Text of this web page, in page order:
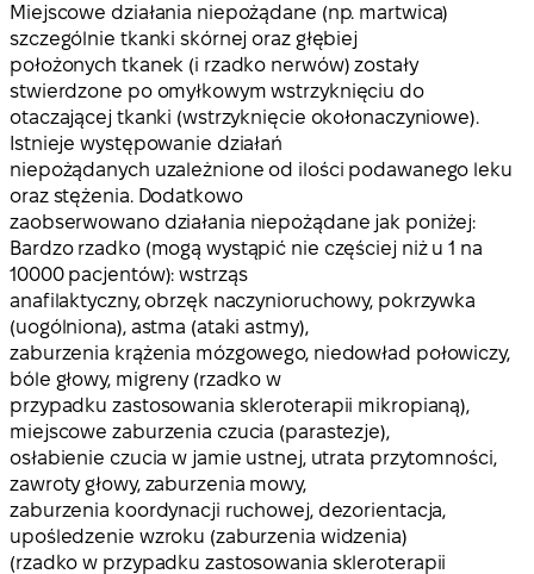
Miejscowe działania niepożądane (np. martwica)
szczególnie tkanki skórnej oraz głębiej
położonych tkanek (i rzadko nerwów) zostały
stwierdzone po omyłkowym wstrzyknięciu do
otaczającej tkanki (wstrzyknięcie okołonaczyniowe).
Istnieje występowanie działań
niepożądanych uzależnione od ilości podawanego leku
oraz stężenia. Dodatkowo
zaobserwowano działania niepożądane jak poniżej:
Bardzo rzadko (mogą wystąpić nie częściej niż u 1 na
10000 pacjentów): wstrząs
anafilaktyczny, obrzęk naczynioruchowy, pokrzywka
(uogólniona), astma (ataki astmy),
zaburzenia krążenia mózgowego, niedowład połowiczy,
bóle głowy, migreny (rzadko w
przypadku zastosowania skleroterapii mikropianą),
miejscowe zaburzenia czucia (parastezje),
osłabienie czucia w jamie ustnej, utrata przytomności,
zawroty głowy, zaburzenia mowy,
zaburzenia koordynacji ruchowej, dezorientacja,
upośledzenie wzroku (zaburzenia widzenia)
(rzadko w przypadku zastosowania skleroterapii